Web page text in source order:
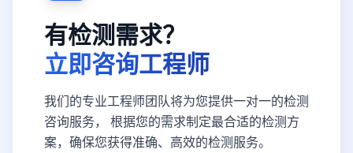
有检测需求？
立即咨询工程师
我们的专业工程师团队将为您提供一对一的检测
咨询服务， 根据您的需求制定最合适的检测方
案，确保您获得准确、高效的检测服务。